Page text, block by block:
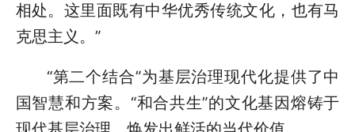
相处。这里面既有中华优秀传统文化，也有马
克思主义。”
“第二个结合”为基层治理现代化提供了中
国智慧和方案。“和合共生”的文化基因熔铸于